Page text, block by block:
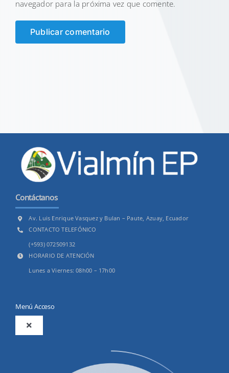
navegador para la próxima vez que comente.
Contáctanos
Av. Luis Enrique Vasquez y Bulan – Paute, Azuay, Ecuador
CONTACTO TELEFÓNICO
(+593) 072509132
HORARIO DE ATENCIÓN
Lunes a Viernes: 08h00 – 17h00
Menú Acceso
Toggle